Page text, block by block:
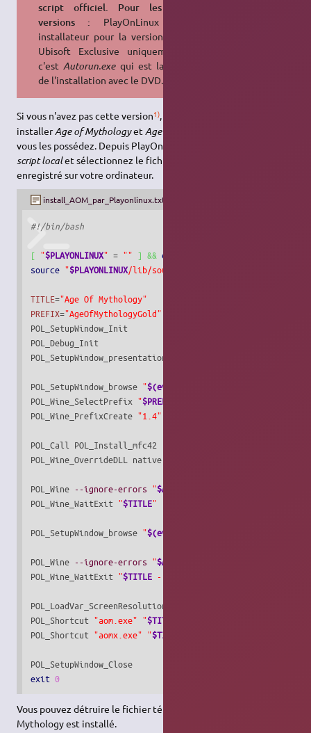
script officiel. Pour les autres
versions : PlayOnLinux a un
installateur pour la version édition
Ubisoft Exclusive uniquement, et
c'est Autorun.exequi est lancé lors
de l'installation avec le DVD.
Si vous n'avez pas cette version1), utilisez le script suivant pour
installerAge of Mythologyet Age of Mythology : The Titans
vous les possédez. Depuis PlayOnLinux :
script localet sélectionnez le fichier suivant que vous aurez
enregistré sur votre ordinateur.
install_AOM_par_Playonlinux.txt
#!/bin/bash
[ "$PLAYONLINUX" = "" ] && exit
source "$PLAYONLINUX/lib/sources"
TITLE="Age Of Mythology"
PREFIX="AgeOfMythologyGold"
POL_SetupWindow_Init
POL_Debug_Init
POL_SetupWindow_presentation
POL_SetupWindow_browse "$(eval_gettext 'Please select
POL_Wine_SelectPrefix "$PREFIX
POL_Wine_PrefixCreate "1.4"
POL_Call POL_Install_mfc42
POL_Wine_OverrideDLL native,
POL_Wine --ignore-errors "$APP_ANSWER
POL_Wine_WaitExit "$TITLE"
POL_SetupWindow_browse "$(eval_gettext 'If you have the
POL_Wine --ignore-errors "$APP_ANSWER
POL_Wine_WaitExit "$TITLE - The Titans"
POL_LoadVar_ScreenResolution
POL_Shortcut "aom.exe" "$TITLE
POL_Shortcut "aomx.exe" "$TITLE
exit 0
Vous pouvez détruire le fichier téléchargé lorsque Age Of
Mythology est installé.